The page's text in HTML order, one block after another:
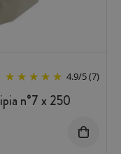
4.9/5(7)
n°7 x 250